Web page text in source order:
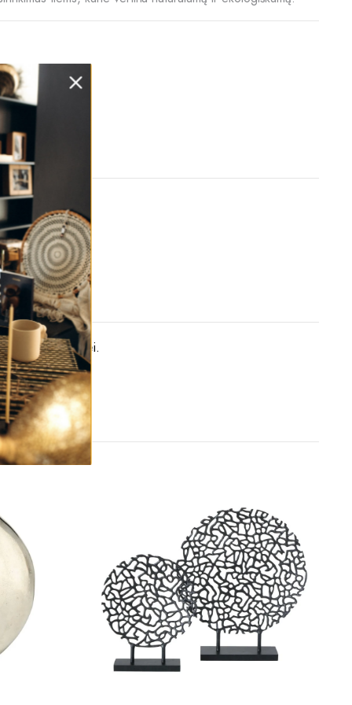
Tekstilė / Kilimai
jūsų erdvei.